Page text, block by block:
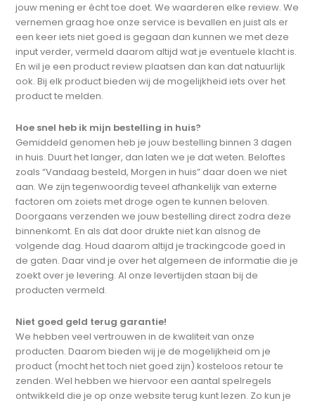
jouw mening er écht toe doet. We waarderen elke review. We
vernemen graag hoe onze service is bevallen en juist als er
een keer iets niet goed is gegaan dan kunnen we met deze
input verder, vermeld daarom altijd wat je eventuele klacht is.
En wil je een product review plaatsen dan kan dat natuurlijk
ook. Bij elk product bieden wij de mogelijkheid iets over het
product te melden.
Hoe snel heb ik mijn bestelling in huis?
Gemiddeld genomen heb je jouw bestelling binnen 3 dagen
in huis. Duurt het langer, dan laten we je dat weten. Beloftes
zoals “Vandaag besteld, Morgen in huis” daar doen we niet
aan. We zijn tegenwoordig teveel afhankelijk van externe
factoren om zoiets met droge ogen te kunnen beloven.
Doorgaans verzenden we jouw bestelling direct zodra deze
binnenkomt. En als dat door drukte niet kan alsnog de
volgende dag. Houd daarom altijd je trackingcode goed in
de gaten. Daar vind je over het algemeen de informatie die je
zoekt over je levering. Al onze levertijden staan bij de
producten vermeld.
Niet goed geld terug garantie!
We hebben veel vertrouwen in de kwaliteit van onze
producten. Daarom bieden wij je de mogelijkheid om je
product (mocht het toch niet goed zijn) kosteloos retour te
zenden. Wel hebben we hiervoor een aantal spelregels
ontwikkeld die je op onze website terug kunt lezen. Zo kun je